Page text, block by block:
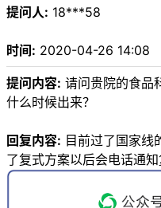
提问人: 18***58
时间: 2020-04-26 14:08
提问内容: 请问贵院的食品
什么时候出来？
回复内容: 目前过了国家线
了复式方案以后会电话通知